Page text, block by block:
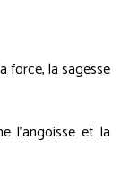
force, la sagesse
l'angoisse et la